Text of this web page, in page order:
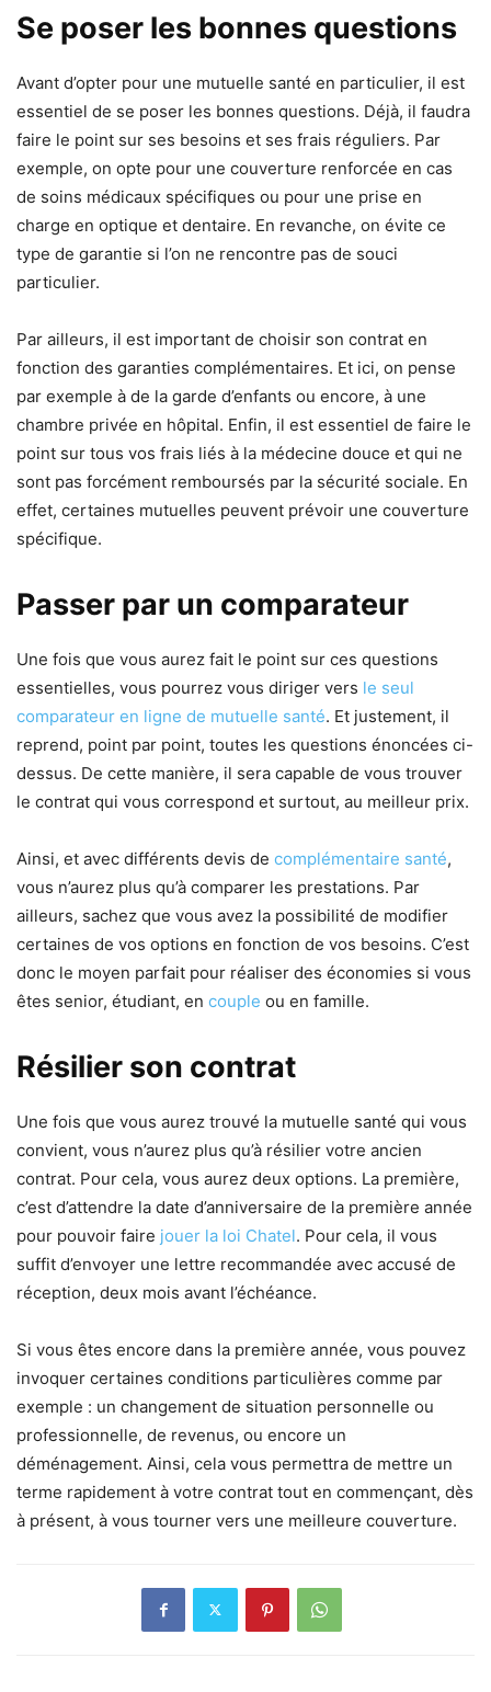
Se poser les bonnes questions
Avant d’opter pour une mutuelle santé en particulier, il est
essentiel de se poser les bonnes questions. Déjà, il faudra
faire le point sur ses besoins et ses frais réguliers. Par
exemple, on opte pour une couverture renforcée en cas
de soins médicaux spécifiques ou pour une prise en
charge en optique et dentaire. En revanche, on évite ce
type de garantie si l’on ne rencontre pas de souci
particulier.
Par ailleurs, il est important de choisir son contrat en
fonction des garanties complémentaires. Et ici, on pense
par exemple à de la garde d’enfants ou encore, à une
chambre privée en hôpital. Enfin, il est essentiel de faire le
point sur tous vos frais liés à la médecine douce et qui ne
sont pas forcément remboursés par la sécurité sociale. En
effet, certaines mutuelles peuvent prévoir une couverture
spécifique.
Passer par un comparateur
Une fois que vous aurez fait le point sur ces questions
essentielles, vous pourrez vous diriger vers le seul
comparateur en ligne de mutuelle santé. Et justement, il
reprend, point par point, toutes les questions énoncées ci-
dessus. De cette manière, il sera capable de vous trouver
le contrat qui vous correspond et surtout, au meilleur prix.
Ainsi, et avec différents devis de complémentaire santé,
vous n’aurez plus qu’à comparer les prestations. Par
ailleurs, sachez que vous avez la possibilité de modifier
certaines de vos options en fonction de vos besoins. C’est
donc le moyen parfait pour réaliser des économies si vous
êtes senior, étudiant, en couple ou en famille.
Résilier son contrat
Une fois que vous aurez trouvé la mutuelle santé qui vous
convient, vous n’aurez plus qu’à résilier votre ancien
contrat. Pour cela, vous aurez deux options. La première,
c’est d’attendre la date d’anniversaire de la première année
pour pouvoir faire jouer la loi Chatel. Pour cela, il vous
suffit d’envoyer une lettre recommandée avec accusé de
réception, deux mois avant l’échéance.
Si vous êtes encore dans la première année, vous pouvez
invoquer certaines conditions particulières comme par
exemple : un changement de situation personnelle ou
professionnelle, de revenus, ou encore un
déménagement. Ainsi, cela vous permettra de mettre un
terme rapidement à votre contrat tout en commençant, dès
à présent, à vous tourner vers une meilleure couverture.